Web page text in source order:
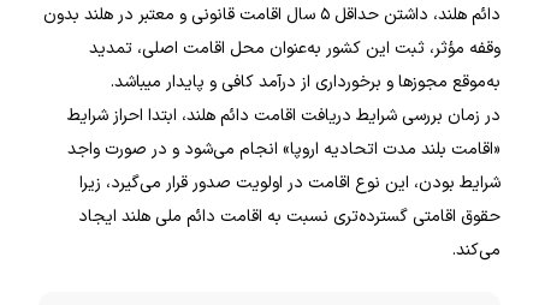
دائم هلند، داشتن حداقل ۵ سال اقامت قانونی و معتبر در هلند بدون
وقفه مؤثر، ثبت این کشور به‌عنوان محل اقامت اصلی، تمدید
به‌موقع مجوزها و برخورداری از درآمد کافی و پایدار میباشد.
در زمان بررسی شرایط دریافت اقامت دائم هلند، ابتدا احراز شرایط
«اقامت بلند مدت اتحادیه اروپا» انجام می‌شود و در صورت واجد
شرایط بودن، این نوع اقامت در اولویت صدور قرار می‌گیرد، زیرا
حقوق اقامتی گسترده‌تری نسبت به اقامت دائم ملی هلند ایجاد
می‌کند.